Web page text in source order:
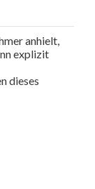
anhielt,
explizit
dieses